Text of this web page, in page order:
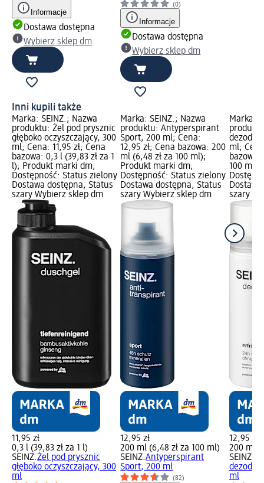
Informacje
Dostawa dostępna
Wybierz sklep dm
(0)
Informacje
Dostawa dostępna
Wybierz sklep dm
Inni kupili także
Marka: SEINZ.; Nazwa
produktu: Żel pod prysznic
głęboko oczyszczający, 300
ml; Cena: 11,95 zł; Cena
bazowa: 0,3 l (39,83 zł za 1
l); Produkt marki dm;
Dostępność: Status zielony
Dostawa dostępna, Status
szary Wybierz sklep dm
11,95 zł
0,3 l (39,83 zł za 1 l)
SEINZ.Żel pod prysznic
głęboko oczyszczający, 300
ml
Marka: SEINZ.; Nazwa
produktu: Antyperspirant
Sport, 200 ml; Cena:
12,95 zł; Cena bazowa: 200
ml (6,48 zł za 100 ml);
Produkt marki dm;
Dostępność: Status zielony
Dostawa dostępna, Status
szary Wybierz sklep dm
12,95 zł
200 ml (6,48 zł za 100 ml)
SEINZ.Antyperspirant
Sport, 200 ml
(82)
Marka:
ml;
bazowa:
100 ml);
szary
12,95 zł
200 ml
SEINZ.
ml